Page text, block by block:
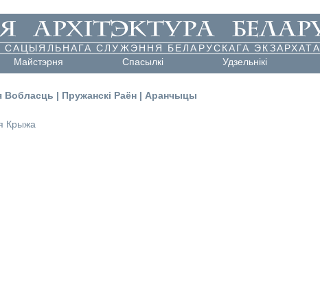
СЛУЖЭННЯ БЕЛАРУСКАГА ЭКЗАРХАТА
Майстэрня Cпасылкі Удзельнікі
Вобласць | Пружанскі Раён| Аранчыцы
Крыжа